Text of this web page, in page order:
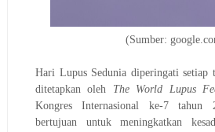
(Sumber:
Hari Lupus Sedunia diperingati setiap
ditetapkan oleh The World Lupus
Kongres Internasional ke-7 tahun
bertujuan untuk meningkatkan